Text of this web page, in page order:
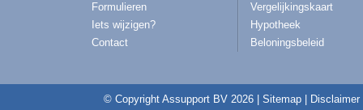
Formulieren
Iets wijzigen?
Contact
Vergelijkingskaart
Hypotheek
Beloningsbeleid
© Copyright Assupport BV 2026 | Sitemap Disclaimer